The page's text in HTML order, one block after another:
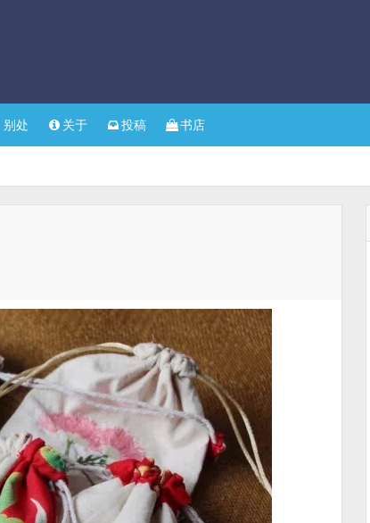
别处 关于 投稿 书店